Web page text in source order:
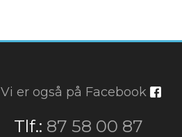
Vi er også på Facebook
​Tlf.: 87 58 00 87